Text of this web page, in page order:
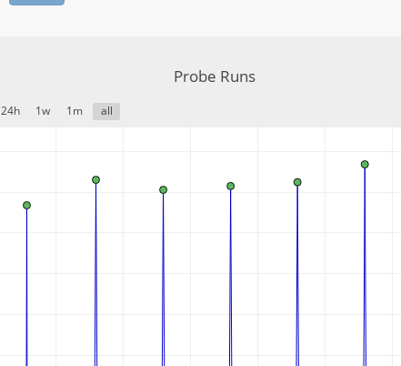
24h 1w 1m all
Probe Runs